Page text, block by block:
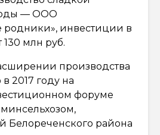
— ООО
родники», инвестиции в
130 млн руб.
производства
2017 году на
форуме
Белореченского района